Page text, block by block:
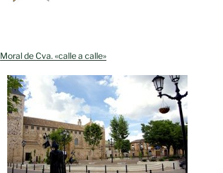
Moral de Cva. «calle a calle»